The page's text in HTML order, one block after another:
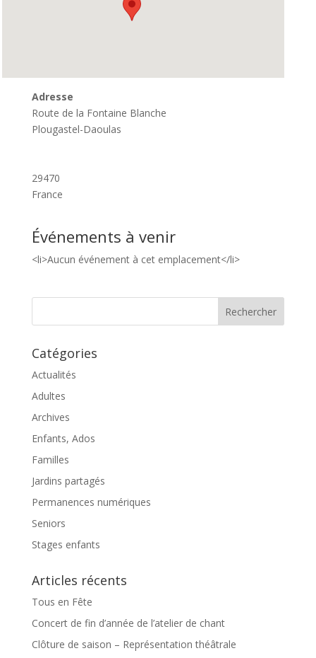
Adresse
Route de la Fontaine Blanche
Plougastel-Daoulas
29470
France
Événements à venir
<li>Aucun événement à cet emplacement</li>
Catégories
Actualités
Adultes
Archives
Enfants, Ados
Familles
Jardins partagés
Permanences numériques
Seniors
Stages enfants
Articles récents
Tous en Fête
Concert de fin d’année de l’atelier de chant
Clôture de saison – Représentation théâtrale